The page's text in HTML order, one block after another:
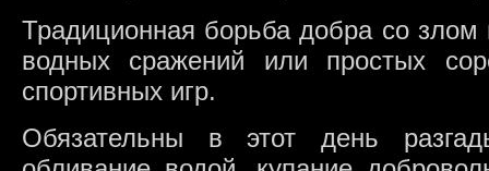
Традиционная борьба добра со
водных сражений или простых
спортивных игр.
Обязательны в этот день